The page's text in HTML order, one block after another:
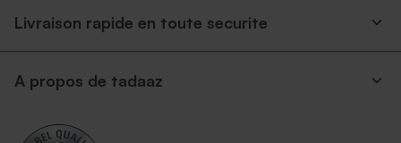
Enveloppe carrée argent
Livraison rapide en toute securite
A propos de tadaaz